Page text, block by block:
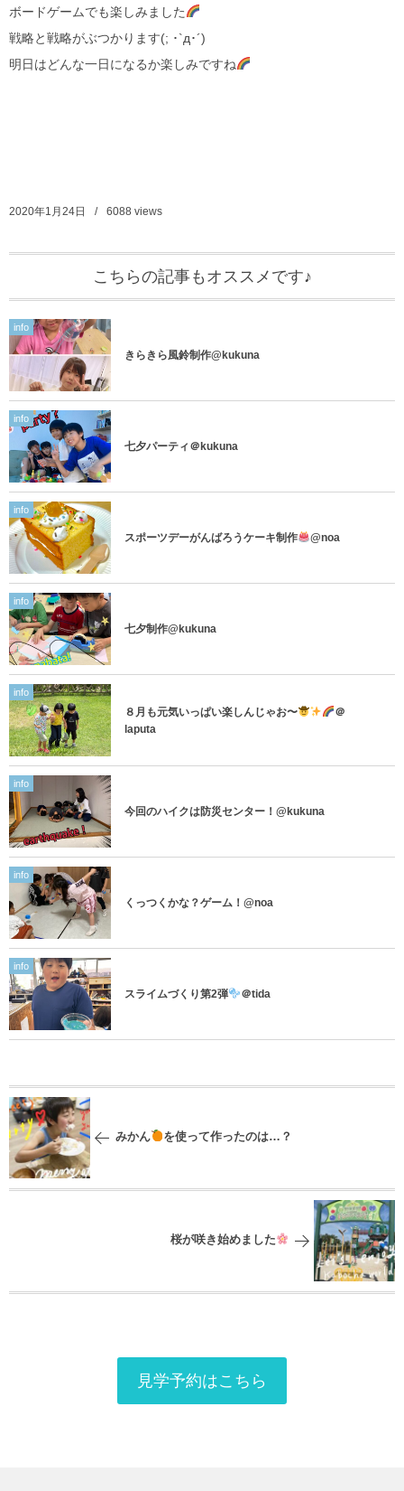
ボードゲームでも楽しみました
戦略と戦略がぶつかります(; ･`д･´)
明日はどんな一日になるか楽しみですね
2020年1月24日 6088 views
こちらの記事もオススメです♪
info
きらきら風鈴制作@kukuna
info
七夕パーティ＠kukuna
info
スポーツデーがんばろうケーキ制作 @noa
info
七夕制作@kukuna
info
８月も元気いっぱい楽しんじゃお〜
＠
laputa
info
今回のハイクは防災センター！@kukuna
info
くっつくかな？ゲーム！@noa
info
スライムづくり第2弾 ＠tida
みかん を使って作ったのは…？
桜が咲き始めました
見学予約はこちら